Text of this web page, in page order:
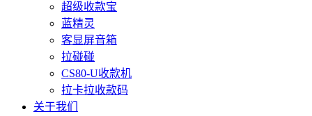
超级收款宝
蓝精灵
客显屏音箱
拉碰碰
CS80-U收款机
拉卡拉收款码
关于我们